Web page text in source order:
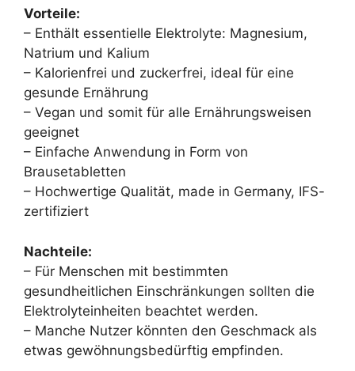
Vorteile:
– Enthält essentielle Elektrolyte: Magnesium,
Natrium und Kalium
– Kalorienfrei und zuckerfrei, ideal für eine
gesunde Ernährung
– Vegan und somit für alle Ernährungsweisen
geeignet
– Einfache Anwendung in Form von
Brausetabletten
– Hochwertige Qualität, made in Germany, IFS-
zertifiziert
Nachteile:
– Für Menschen mit bestimmten
gesundheitlichen Einschränkungen sollten die
Elektrolyteinheiten beachtet werden.
– Manche Nutzer könnten den Geschmack als
etwas gewöhnungsbedürftig empfinden.